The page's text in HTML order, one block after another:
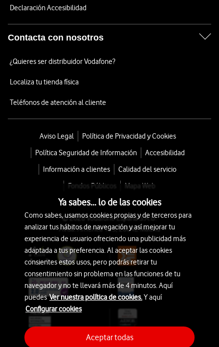
Declaración Accesibilidad
Contacta con nosotros
¿Quieres ser distribuidor Vodafone?
Localiza tu tienda física
Teléfonos de atención al cliente
Aviso Legal
Política de Privacidad y Cookies
Política Seguridad de Información
Accesibilidad
Información a clientes
Calidad del servicio
Fondos Públicos
Mapa Web
© 2026 Vodafone España S.A.U.
Avda. América 115, 28042 Madrid
Ya sabes... lo de las cookies
Como sabes, usamos cookies propias y de terceros para
analizar tus hábitos de navegación y así mejorar tu
experiencia de usuario ofreciendo una publicidad más
adaptada a tus preferencia. Al aceptar las cookies
consientes estos usos, pero podrás retirar tu
consentimiento sin problema en las funciones de tu
navegador y no te llevará más de 4 minutos. Aquí
puedesVer nuestra política de cookies.Y aquí
Configurar cookies
Aceptar todas